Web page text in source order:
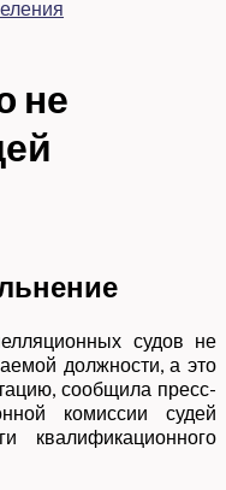
не
судов не
должности, а это
сообщила пресс-
комиссии судей
квалификационного